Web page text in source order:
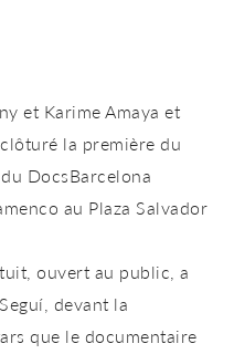
et Karime Amaya et
la première du
DocsBarcelona
au Plaza Salvador
ouvert au public, a
devant la
que le documentaire